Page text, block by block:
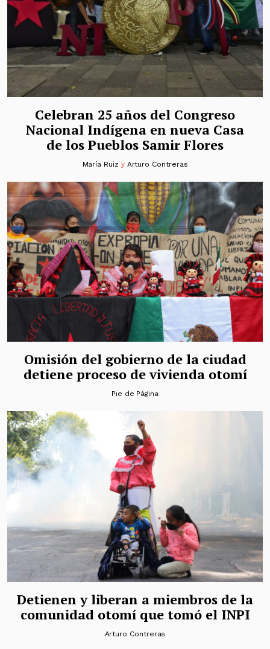
Celebran 25 años del Congreso
Nacional Indígena en nueva Casa
de los Pueblos Samir Flores
María Ruiz y Arturo Contreras
Omisión del gobierno de la ciudad
detiene proceso de vivienda otomí
Pie de Página
Detienen y liberan a miembros de la
comunidad otomí que tomó el INPI
Arturo Contreras